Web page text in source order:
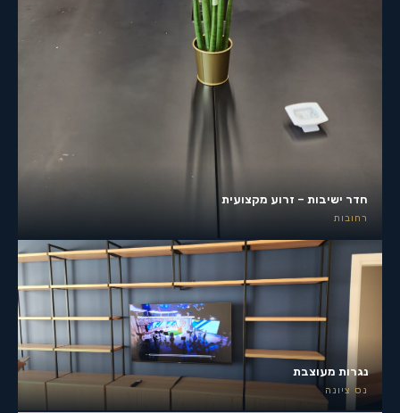
חדר ישיבות – זרוע מקצועית
רחובות
נגרות מעוצבת
נס ציונה